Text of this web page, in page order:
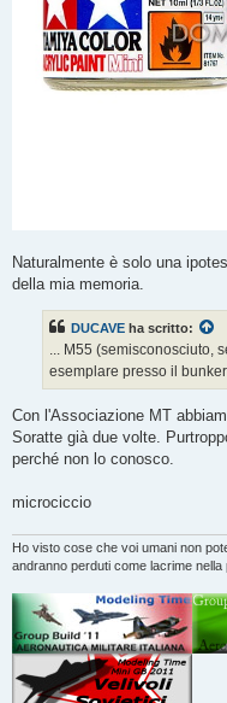
Naturalmente è solo una
della mia memoria.
DUCAVE ha scritto:
... M55 (semisconosciuto,
esemplare presso il
Con l'Associazione MT
Soratte già due volte.
perché non lo conosco.
microciccio
Ho visto cose che voi umani non
andranno perduti come lacrime nella